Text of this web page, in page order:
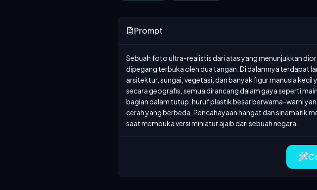
Prompt
Sebuah foto ultra-realistis dari atas yang menunjukkan
dipegang terbuka oleh dua tangan. Di dalamnya terdapat
arsitektur, sungai, vegetasi, dan banyak figur manusia
secara geografis, semua dirancang dalam gaya seperti
bagian dalam tutup, huruf plastik besar berwarna-warni
cerah yang berbeda. Pencahayaan hangat dan sinematik
saat membuka versi miniatur ajaib dari sebuah negara.